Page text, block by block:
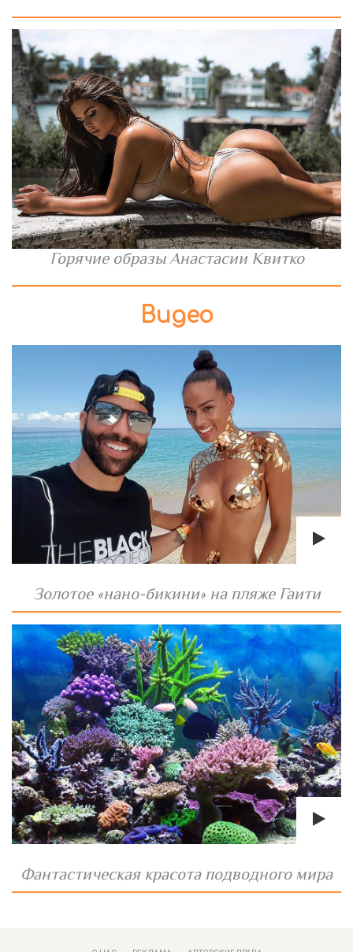
Горячие образы Анастасии Квитко
Видео
Золотое «нано-бикини» на пляже Гаити
Фантастическая красота подводного мира